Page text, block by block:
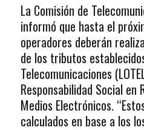
La Comisión de
informó que hasta el
operadores deberán
de los tributos
Telecomunicaciones
Responsabilidad Social en
Medios Electrónicos.
calculados en base a los